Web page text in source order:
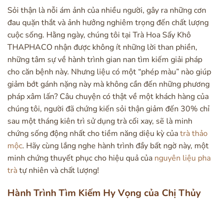
Sỏi thận là nỗi ám ảnh của nhiều người, gây ra những cơn
đau quặn thắt và ảnh hưởng nghiêm trọng đến chất lượng
cuộc sống. Hằng ngày, chúng tôi tại Trà Hoa Sấy Khô
THAPHACO nhận được không ít những lời than phiền,
những tâm sự về hành trình gian nan tìm kiếm giải pháp
cho căn bệnh này. Nhưng liệu có một “phép màu” nào giúp
giảm bớt gánh nặng này mà không cần đến những phương
pháp xâm lấn? Câu chuyện có thật về một khách hàng của
chúng tôi, người đã chứng kiến sỏi thận giảm đến 30% chỉ
sau một tháng kiên trì sử dụng trà cối xay, sẽ là minh
chứng sống động nhất cho tiềm năng diệu kỳ củatrà thảo
mộc. Hãy cùng lắng nghe hành trình đầy bất ngờ này, một
minh chứng thuyết phục cho hiệu quả của nguyên liệu pha
tràtự nhiên và chất lượng!
Hành Trình Tìm Kiếm Hy Vọng của Chị Thủy